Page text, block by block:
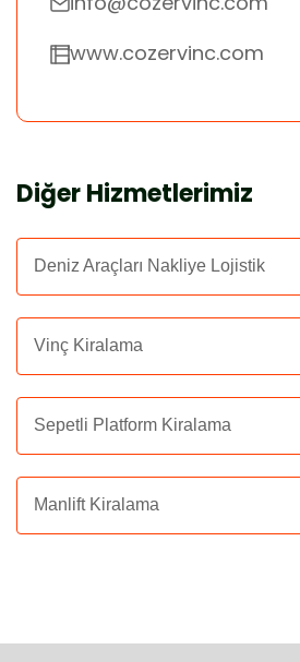
www.cozervinc.com
Diğer Hizmetlerimiz
Deniz Araçları Nakliye Lojistik
Vinç Kiralama
Sepetli Platform Kiralama
Manlift Kiralama